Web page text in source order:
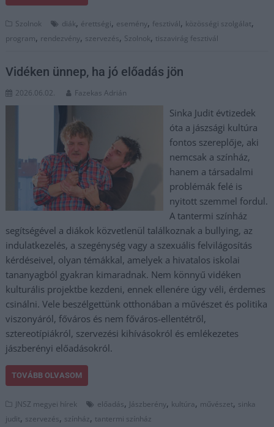
Szolnok diák, érettségi, esemény, fesztivál, közösségi szolgálat,
program, rendezvény, szervezés, Szolnok, tiszavirág fesztivál
Vidéken ünnep, ha jó előadás jön
2026.06.02. Fazekas Adrián
Sinka Judit évtizedek
óta a jászsági kultúra
fontos szereplője, aki
nemcsak a színház,
hanem a társadalmi
problémák felé is
nyitott szemmel fordul.
A tantermi színház
segítségével a diákok közvetlenül találkoznak a bullying, az
indulatkezelés, a szegénység vagy a szexuális felvilágosítás
kérdéseivel, olyan témákkal, amelyek a hivatalos iskolai
tananyagból gyakran kimaradnak. Nem könnyű vidéken
kulturális projektbe kezdeni, ennek ellenére úgy véli, érdemes
csinálni. Vele beszélgettünk otthonában a művészet és politika
viszonyáról, főváros és nem főváros-ellentétről,
sztereotípiákról, szervezési kihívásokról és emlékezetes
jászberényi előadásokról.
TOVÁBB OLVASOM
JNSZ megyei hírek előadás, Jászberény, kultúra, művészet, sinka
judit, szervezés, színház, tantermi színház